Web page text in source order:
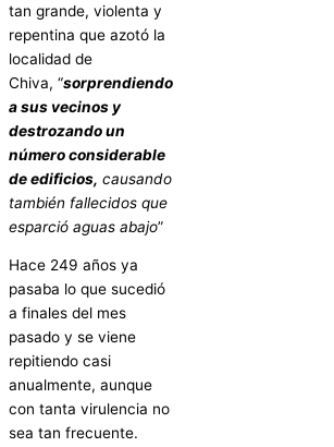
tan grande, violenta y
repentina que azotó la
localidad de
Chiva, “sorprendiendo
a sus vecinos y
destrozando un
número considerable
de edificios, causando
también fallecidos que
esparció aguas abajo”
Hace 249 años ya
pasaba lo que sucedió
a finales del mes
pasado y se viene
repitiendo casi
anualmente, aunque
con tanta virulencia no
sea tan frecuente.